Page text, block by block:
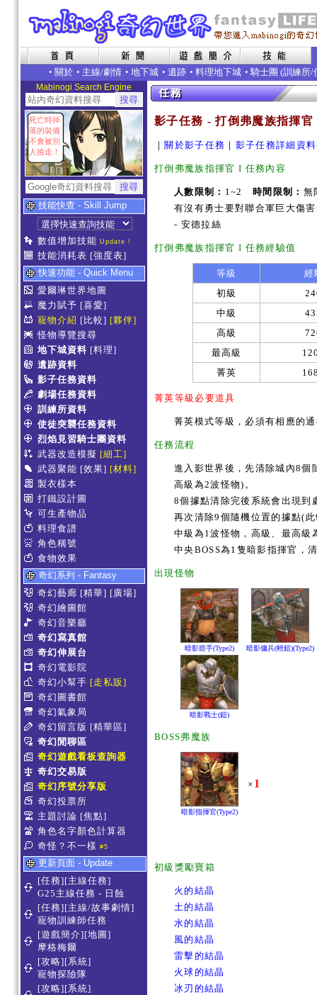
• 關於 • 主線/劇情 • 地下城 • 遺跡 • 料理地下城 • 騎士團 (訓練所/
Mabinogi Search Engine
死亡時掉
落的裝備
不會被別
人撿走！
技能快查 - Skill Jump
數值增加技能 Update !
技能消耗表 [強度表]
快速功能 - Quick Menu
愛爾琳世界地圖
魔力賦予 [喜愛]
寵物介紹 [比較] [夥伴]
怪物導覽搜尋
地下城資料 [料理]
遺跡資料
影子任務資料
劇場任務資料
訓練所資料
使徒突襲任務資料
烈焰見習騎士團資料
武器改造模擬 [細工]
武器聚能 [效果] [材料]
製衣樣本
打鐵設計圖
可生產物品
料理食譜
角色稱號
食物效果
奇幻系列 - Fantasy
奇幻藝廊 [精華] [廣場]
奇幻繪圖館
奇幻音樂廳
奇幻寫真館
奇幻伸展台
奇幻電影院
奇幻小幫手 [走私販]
奇幻圖書館
奇幻氣象局
奇幻留言版 [精華區]
奇幻閒聊區
奇幻遊戲看板查詢器
奇幻交易版
奇幻序號分享版
奇幻投票所
主題討論 [焦點]
角色名字顏色計算器
奇怪？不一樣 #5
更新頁面 - Update
[任務][主線任務]
G25主線任務 - 日蝕
[任務][主線/故事劇情]
寵物訓練師任務
[遊戲簡介][地圖]
摩格梅爾
[攻略][系統]
寵物探險隊
[攻略][系統]
影子任務 - 打倒弗魔族指揮
｜ 關於影子任務 ｜ 影子任務詳細資
打倒弗魔族指揮官 I 任務內容
人數限制： 1~2時間限制： 無
有沒有勇士要對聯合軍巨大傷
- 安德拉絲
打倒弗魔族指揮官 I 任務經驗值
等級
經
初級
中級
高級
最高級
菁英
菁英等級必要道具
菁英模式等級，必須有相應的
任務流程
進入影世界後，先清除城內8個
高級為2波怪物)。
8個據點清除完後系統會出現到
再次清除9個隨機位置的據點(
中級為1波怪物，高級、最高級
中央BOSS為1隻暗影指揮官，
出現怪物
暗影箭手(Type2) 暗影傭兵(輕鎧)(Type2)
暗影戰士(鎧)
BOSS弗魔族
暗影指揮官(Type2)
× 1
初級獎勵寶箱
火的結晶
土的結晶
水的結晶
風的結晶
雷擊的結晶
火球的結晶
冰刃的結晶